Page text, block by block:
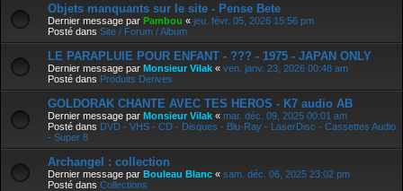
Objets manquants sur le site - Pense Bete
Dernier message par Pambou « jeu. févr. 05, 2026 15:56 pm
Posté dans Site / Forum / Album
LE PARAPLUIE POUR ENFANT - ??? - 1975 - JAPAN ONLY
Dernier message par Monsieur Vilak « ven. janv. 23, 2026 00:48 am
Posté dans Produits Derives
GOLDORAK CHANTE AVEC TES HEROS - K7 audio AB
Dernier message par Monsieur Vilak « mar. déc. 09, 2025 00:01 am
Posté dans DVD - VHS - CD - Disques - Blu-Ray - LaserDisc - Cassettes Audio
- Super 8
Archangel : collection
Dernier message par Bouleau Blanc « sam. déc. 06, 2025 23:02 pm
Posté dans Collections